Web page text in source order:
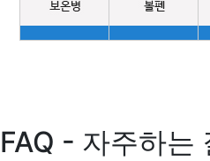
FAQ - 자주하는